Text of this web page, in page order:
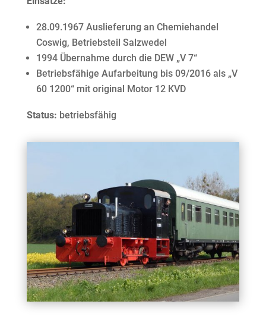
28.09.1967 Auslieferung an Chemiehandel
Coswig, Betriebsteil Salzwedel
1994 Übernahme durch die DEW „V 7“
Betriebsfähige Aufarbeitung bis 09/2016 als „V
60 1200“ mit original Motor 12 KVD
Status: betriebsfähig